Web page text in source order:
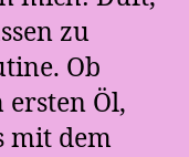
zu
Ob
ersten Öl,
mit dem